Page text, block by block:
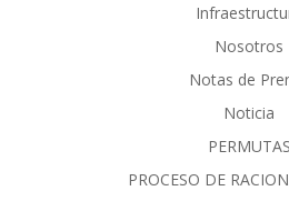
Nosotros
Notas de
Noticia
PERMUTAS
PROCESO DE